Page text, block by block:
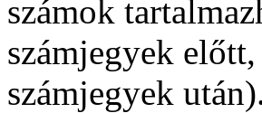
számok
számjegyek
számjegyek